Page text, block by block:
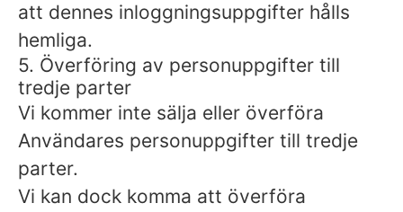
att dennes inloggningsuppgifter hålls
hemliga.
5. Överföring av personuppgifter till
tredje parter
Vi kommer inte sälja eller överföra
Användares personuppgifter till tredje
parter.
Vi kan dock komma att överföra